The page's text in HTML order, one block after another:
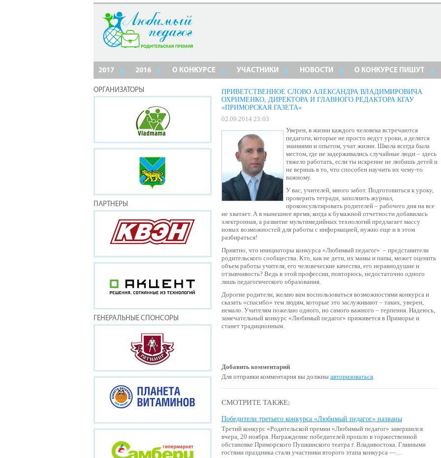
2017 2016 О КОНКУРСЕ УЧАСТНИКИ НОВОСТИ О КОНКУРСЕ ПИШУТ
ОРГАНИЗАТОРЫ
ПАРТНЕРЫ
ГЕНЕРАЛЬНЫЕ СПОНСОРЫ
ПРИВЕТСТВЕННОЕ СЛОВО АЛЕКСАНДРА ВЛАДИМИРОВИЧА
ОХРИМЕНКО, ДИРЕКТОРА И ГЛАВНОГО РЕДАКТОРА КГАУ
«ПРИМОРСКАЯ ГАЗЕТА»
02.09.2014 23:03
Уверен, в жизни каждого человека встречаются
педагоги, которые не просто ведут уроки, а делятся
знаниями и опытом, учат жизни. Школа всегда была
местом, где не задерживались случайные люди – здесь
тяжело работать, если ты искренне не любишь детей и
не веришь в то, что способен научить их чему-то
важному.
У вас, учителей, много забот. Подготовиться к уроку,
проверить тетради, заполнить журнал,
проконсультировать родителей – рабочего дня на все
не хватает. А в нынешнее время, когда к бумажной отчетности добавилась
электронная, а развитие мультимедийных технологий предлагает массу
новых возможностей для работы с информацией, нужно еще и в этом
разбираться!
Приятно, что инициаторы конкурса «Любимый педагог» – представители
родительского сообщества. Кто, как не дети, их мамы и папы, может оценить
объем работы учителя, его человеческие качества, его неравнодушие и
отзывчивость? Ведь в этой профессии, повторюсь, недостаточно одного
лишь педагогического образования.
Дорогие родители, желаю вам воспользоваться возможностями конкурса и
сказать «спасибо» тем людям, которые это заслуживают – таких, уверен,
немало. Учителям пожелаю одного, но самого важного – терпения. Надеюсь,
замечательный конкурс «Любимый педагог» приживется в Приморье и
станет традиционным.
Добавить комментарий
Для отправки комментария вы должны авторизоваться.
СМОТРИТЕ ТАКЖЕ:
Победители третьего конкурса «Любимый педагог» названы
Третий конкурс «Родительской премии «Любимый педагог» завершился
вчера, 20 ноября. Награждение победителей прошло в торжественной
обстановке Приморского Пушкинского театра г. Владивостока. Главными
гостями праздника стали участники второго этапа конкурса —…